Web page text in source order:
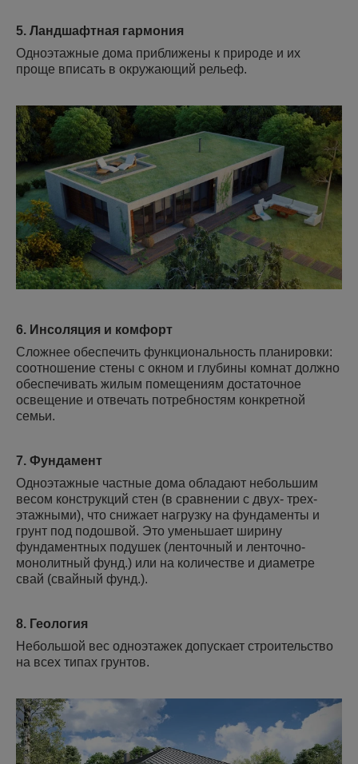
5. Ландшафтная гармония
Одноэтажные дома приближены к природе и их
проще вписать в окружающий рельеф.
6. Инсоляция и комфорт
Сложнее обеспечить функциональность планировки:
соотношение стены с окном и глубины комнат должно
обеспечивать жилым помещениям достаточное
освещение и отвечать потребностям конкретной
семьи.
7. Фундамент
Одноэтажные частные дома обладают небольшим
весом конструкций стен (в сравнении с двух- трех-
этажными), что снижает нагрузку на фундаменты и
грунт под подошвой. Это уменьшает ширину
фундаментных подушек (ленточный и ленточно-
монолитный фунд.) или на количестве и диаметре
свай (свайный фунд.).
8. Геология
Небольшой вес одноэтажек допускает строительство
на всех типах грунтов.